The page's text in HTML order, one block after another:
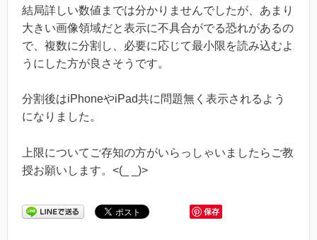
結局詳しい数値までは分かりませんでしたが、あまり
大きい画像領域だと表示に不具合がでる恐れがあるの
で、複数に分割し、必要に応じて最小限を読み込むよ
うにした方が良さそうです。
分割後はiPhoneやiPad共に問題無く表示されるよう
になりました。
上限についてご存知の方がいらっしゃいましたらご教
授お願いします。<(_ _)>
保存